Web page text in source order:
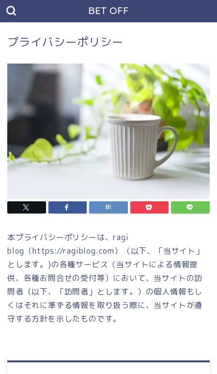
BET OFF
プライバシーポリシー
本プライバシーポリシーは、ragi
blog（https://ragiblog.com）（以下、「当サイト」
とします。)の各種サービス（当サイトによる情報提
供、各種お問合せの受付等）において、当サイトの訪
問者（以下、「訪問者」とします。）の個人情報もし
くはそれに準ずる情報を取り扱う際に、当サイトが遵
守する方針を示したものです。